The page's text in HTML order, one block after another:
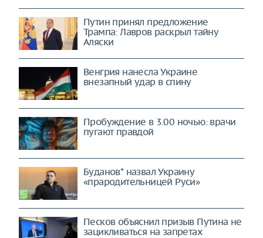
Путин принял предложение
Трампа: Лавров раскрыл тайну
Аляски
Венгрия нанесла Украине
внезапный удар в спину
Пробуждение в 3.00 ночью: врачи
пугают правдой
Буданов* назвал Украину
«прародительницей Руси»
Песков объяснил призыв Путина не
зацикливаться на запретах